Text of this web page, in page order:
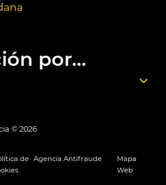
por...
© 2026
de Agencia Antifraude
Mapa
Web